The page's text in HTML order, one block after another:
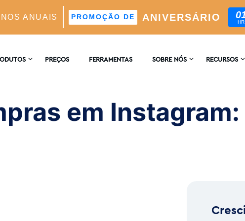
ANUAIS ANIVERSÁRIO
PROMOÇÃO DE
HR
PREÇOS FERRAMENTAS SOBRE NÓS
COMENTÁRIOS
RECURSOS
BLOGUE
em Instagram: